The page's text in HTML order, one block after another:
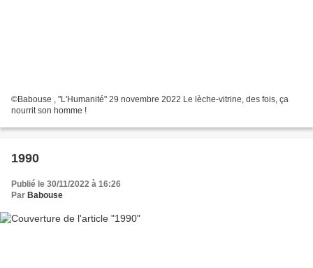
©Babouse , "L'Humanité" 29 novembre 2022 Le lèche-vitrine, des fois, ça
nourrit son homme !
1990
Publié le 30/11/2022 à 16:26
Par Babouse